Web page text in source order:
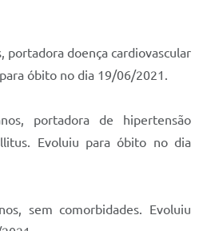
portadora doença cardiovascular
óbito no dia 19/06/2021.
portadora de hipertensão
Evoluiu para óbito no dia
sem comorbidades. Evoluiu